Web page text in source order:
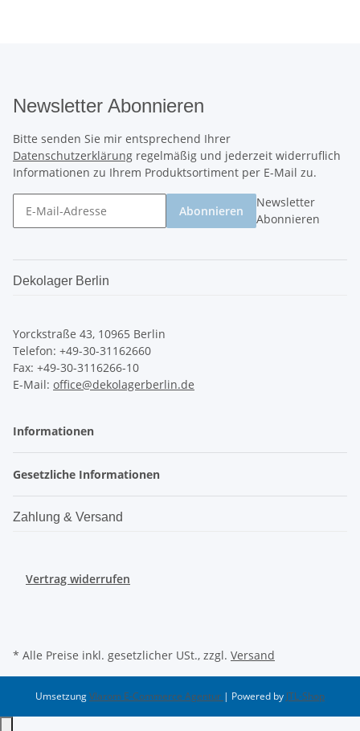
Newsletter Abonnieren
Bitte senden Sie mir entsprechend Ihrer
Datenschutzerklärung regelmäßig und jederzeit widerruflich
Informationen zu Ihrem Produktsortiment per E-Mail zu.
Abonnieren
Newsletter
Abonnieren
Dekolager Berlin
Yorckstraße 43, 10965 Berlin
Telefon: +49-30-31162660
Fax: +49-30-3116266-10
E-Mail: office@dekolagerberlin.de
Informationen
Gesetzliche Informationen
Zahlung & Versand
Vertrag widerrufen
* Alle Preise inkl. gesetzlicher USt., zzgl. Versand
UmsetzungVlarom E-Commerce Agentur | Powered by JTL-Shop